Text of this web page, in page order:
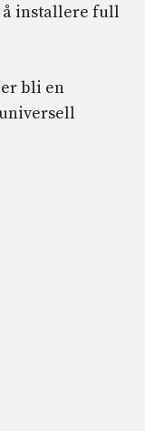
å installere full
bli en